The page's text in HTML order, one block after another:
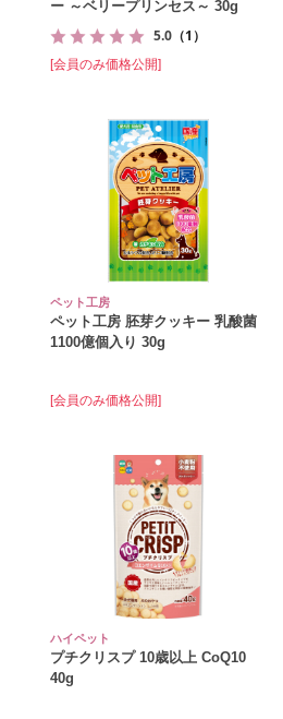
ー ～ベリープリンセス～ 30g
5.0 （1）
[会員のみ価格公開]
ペット工房
ペット工房 胚芽クッキー 乳酸菌
1100億個入り 30g
[会員のみ価格公開]
ハイペット
プチクリスプ 10歳以上 CoQ10
40g